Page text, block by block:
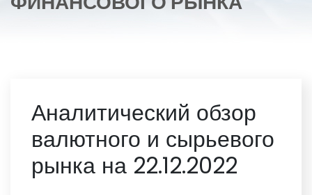
Аналитический обзор
валютного и сырьевого
рынка на 22.12.2022